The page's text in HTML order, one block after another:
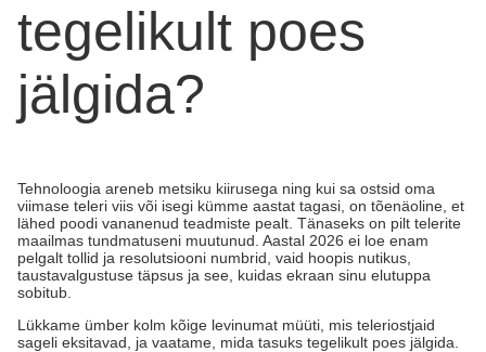
tegelikult poes
jälgida?
Tehnoloogia areneb metsiku kiirusega ning kui sa ostsid oma
viimase teleri viis või isegi kümme aastat tagasi, on tõenäoline, et
lähed poodi vananenud teadmiste pealt. Tänaseks on pilt telerite
maailmas tundmatuseni muutunud. Aastal 2026 ei loe enam
pelgalt tollid ja resolutsiooni numbrid, vaid hoopis nutikus,
taustavalgustuse täpsus ja see, kuidas ekraan sinu elutuppa
sobitub.
Lükkame ümber kolm kõige levinumat müüti, mis teleriostjaid
sageli eksitavad, ja vaatame, mida tasuks tegelikult poes jälgida.